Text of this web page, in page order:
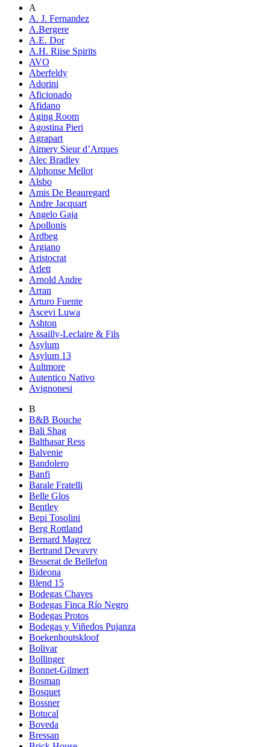
A
A. J. Fernandez
A.Bergere
A.E. Dor
A.H. Riise Spirits
AVO
Aberfeldy
Adorini
Aficionado
Afidano
Aging Room
Agostina Pieri
Agrapart
Aimery Sieur d’Arques
Alec Bradley
Alphonse Mellot
Alsbo
Amis De Beauregard
Andre Jacquart
Angelo Gaja
Apollonis
Ardbeg
Argiano
Aristocrat
Arlett
Arnold Andre
Arran
Arturo Fuente
Ascevi Luwa
Ashton
Assailly-Leclaire & Fils
Asylum
Asylum 13
Aultmore
Autentico Nativo
Avignonesi
B
B&B Bouche
Bali Shag
Balthasar Ress
Balvenie
Bandolero
Banfi
Barale Fratelli
Belle Glos
Bentley
Bepi Tosolini
Berg Rottland
Bernard Magrez
Bertrand Devavry
Besserat de Bellefon
Bideona
Blend 15
Bodegas Chaves
Bodegas Finca Río Negro
Bodegas Protos
Bodegas y Viñedos Pujanza
Boekenhoutskloof
Bolivar
Bollinger
Bonnet-Gilmert
Bosman
Bosquet
Bossner
Botucal
Boveda
Bressan